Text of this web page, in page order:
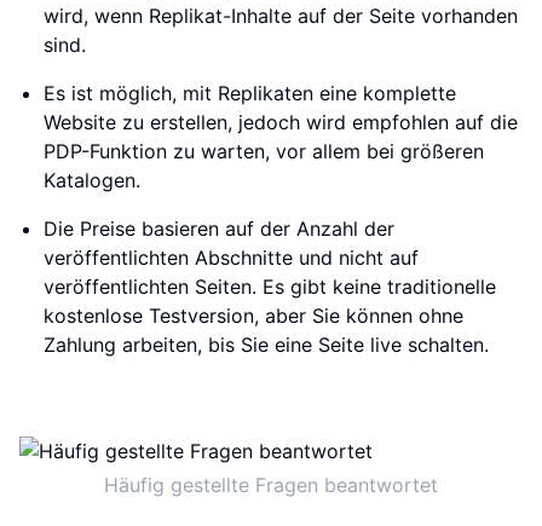
wird, wenn Replikat-Inhalte auf der Seite vorhanden
sind.
Es ist möglich, mit Replikaten eine komplette
Website zu erstellen, jedoch wird empfohlen auf die
PDP-Funktion zu warten, vor allem bei größeren
Katalogen.
Die Preise basieren auf der Anzahl der
veröffentlichten Abschnitte und nicht auf
veröffentlichten Seiten. Es gibt keine traditionelle
kostenlose Testversion, aber Sie können ohne
Zahlung arbeiten, bis Sie eine Seite live schalten.
Häufig gestellte Fragen beantwortet